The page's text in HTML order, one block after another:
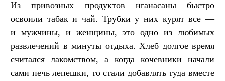
Из привозных продуктов нганасаны быстро
освоили табак и чай. Трубки у них курят все —
и мужчины, и женщины, это одно из любимых
развлечений в минуты отдыха. Хлеб долгое время
считался лакомством, а когда кочевники начали
сами печь лепешки, то стали добавлять туда вместе